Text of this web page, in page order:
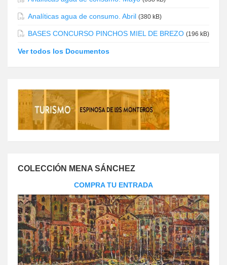
Analíticas agua de consumo. Abril (380 kB)
BASES CONCURSO PINCHOS MIEL DE BREZO (196 kB)
Ver todos los Documentos
COLECCIÓN MENA SÁNCHEZ
COMPRA TU ENTRADA